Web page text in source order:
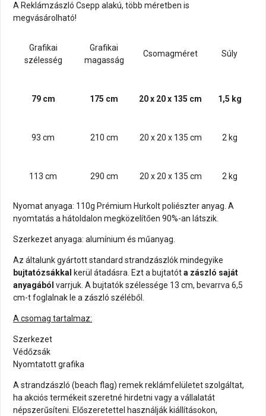
A Reklámzászló Csepp alakú, több méretben is
megvásárolható!
Grafikai
szélesség
Grafikai
magasság
Csomagméret Súly
79 cm 175 cm 20 x 20 x 135 cm 1,5 kg
93 cm 210 cm 20 x 20 x 135 cm 2 kg
113 cm 290 cm 20 x 20 x 135 cm 2 kg
Nyomat anyaga: 110g Prémium Hurkolt poliészter anyag. A
nyomtatás a hátoldalon megközelítően 90%-an látszik.
Szerkezet anyaga: alumínium és műanyag.
Az általunk gyártott standard strandzászlók mindegyike
bujtatózsákkal kerül átadásra. Ezt a bujtatóta zászló saját
anyagából varrjuk. A bujtatók szélessége 13 cm, bevarrva 6,5
cm-t foglalnak le a zászló széléből.
A csomag tartalmaz:
Szerkezet
Védőzsák
Nyomtatott grafika
A strandzászló (beach flag) remek reklámfelületet szolgáltat,
ha akciós termékeit szeretné hirdetni vagy a vállalatát
népszerűsíteni. Előszeretettel használják kiállításokon,